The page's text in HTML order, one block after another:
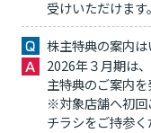
受けいただけます。
株主特典の案内
2026年３月期は
主特典のご案内を
※対象店舗へ初回
チラシをご持参く